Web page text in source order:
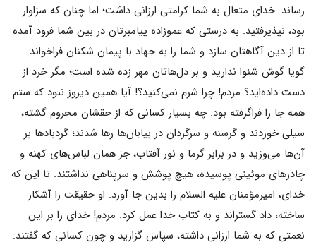
رساند. خدای متعال به شما کرامتی ارزانی داشت؛ اما چنان که سزاوار
بود، نپذیرفتید. به درستی که عموزاده پیامبرتان در بین شما فرود آمده
تا از دین آگاهتان سازد و شما را به جهاد با پیمان شکنان فراخواند.
گویا گوش شنوا ندارید و بر دل‌هاتان مهر زده شده است؛ مگر خرد از
دست داده‌اید؟ مردم! چرا شرم نمی‌‌کنید؟! آیا همین دیروز نبود که ستم
همه جا را فراگرفته بود. چه بسیار کسانی که از حقشان محروم گشته،
سیلی خوردند و گرسنه و سرگردان در بیابان‌ها رها شدند؛ گردبادها بر
آن‌ها می‌‌وزید و در برابر گرما و نور آفتاب، جز همان لباس‌های کهنه و
چادرهای موئینی پوسیده، هیچ پوشش و سرپناهی نداشتند. تا این که
خدای، امیرمؤمنان علیه السلام را بدین جا آورد. او حقیقت را آشکار
ساخته، داد گستراند و به کتاب خدا عمل کرد. مردم! خدای را بر این
نعمتی که به شما ارزانی داشته، سپاس گزارید و چون کسانی که گفتند: